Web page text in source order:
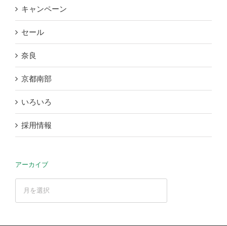
キャンペーン
セール
奈良
京都南部
いろいろ
採用情報
アーカイブ